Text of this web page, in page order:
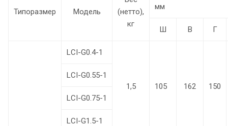
Типоразмер Модель
(нетто),
кг
мм
Ш В Г
LCI-G0.4-1
1,5 105 162 150
LCI-G0.55-1
LCI-G0.75-1
LCI-G1.5-1